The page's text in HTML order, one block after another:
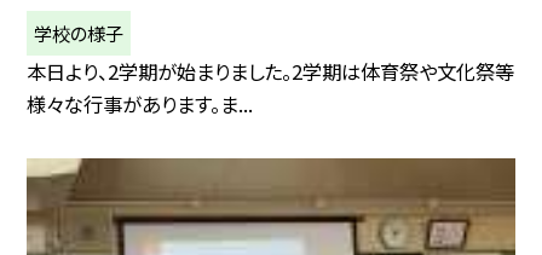
学校の様子
本日より、2学期が始まりました。2学期は体育祭や文化祭等
様々な行事があります。ま...